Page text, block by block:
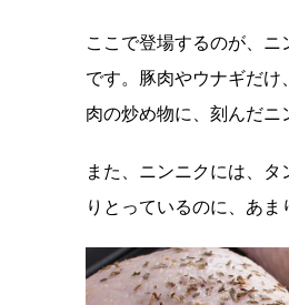
ここで登場するのが、
です。豚肉やウナギだ
肉の炒め物に、刻んだニ
また、ニンニクには、
りとっているのに、あ